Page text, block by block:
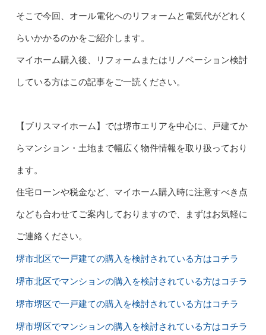
そこで今回、オール電化へのリフォームと電気代がどれく
らいかかるのかをご紹介します。
マイホーム購入後、リフォームまたはリノベーション検討
している方はこの記事をご一読ください。
【ブリスマイホーム】では堺市エリアを中心に、戸建てか
らマンション・土地まで幅広く物件情報を取り扱っており
ます。
住宅ローンや税金など、マイホーム購入時に注意すべき点
なども合わせてご案内しておりますので、まずはお気軽に
ご連絡ください。
堺市北区で一戸建ての購入を検討されている方はコチラ
堺市北区でマンションの購入を検討されている方はコチラ
堺市堺区で一戸建ての購入を検討されている方はコチラ
堺市堺区でマンションの購入を検討されている方はコチラ